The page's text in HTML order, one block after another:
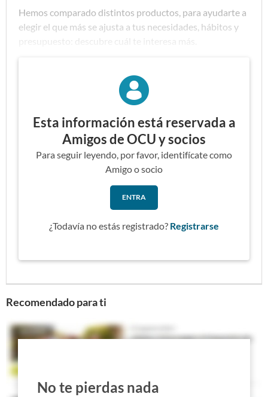
Hemos comparado distintos productos, para ayudarte a
elegir el que más se ajusta a tus necesidades, hábitos y
presupuesto: descubre cuál te interesa más.
Esta información está reservada a
Amigos de OCU y socios
Para seguir leyendo, por favor, identifícate como
Amigo o socio
ENTRA
¿Todavía no estás registrado? Registrarse
Recomendado para ti
No te pierdas nada